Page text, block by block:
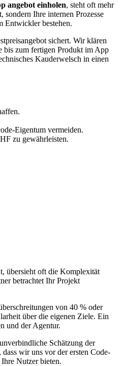
angebot einholen, steht oft mehr
Ihre internen Prozesse
Entwickler bestehen.
sichert. Wir klären
bis zum fertigen Produkt im App
Kauderwelsch in einen
Eigentum vermeiden.
zu gewährleisten.
übersieht oft die Komplexität
betrachtet Ihr Projekt
von 40 % oder
über die eigenen Ziele. Ein
und der Agentur.
Schätzung der
wir uns vor der ersten Code-
Nutzer bieten.